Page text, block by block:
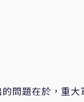
問題在於，重大